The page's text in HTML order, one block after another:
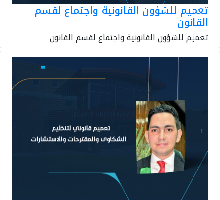
تعميم للشؤون القانونية واجتماع لقسم
القانون
تعميم للشؤون القانونية واجتماع لقسم القانون